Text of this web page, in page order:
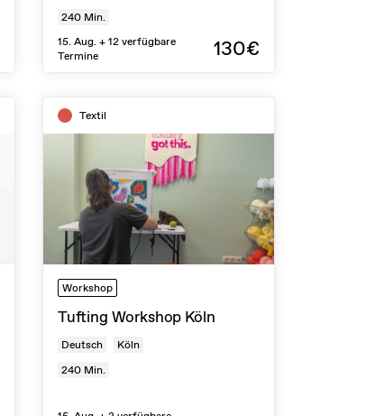
240 Min.
15. Aug. + 12 verfügbare
Termine
130€
Textil
Workshop
Tufting Workshop Köln
Deutsch
Köln
240 Min.